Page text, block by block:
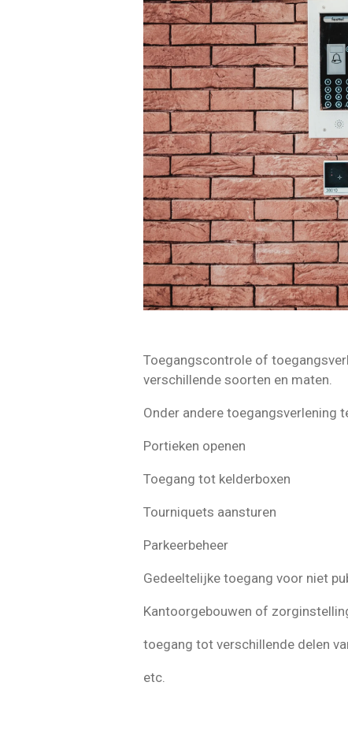
Toegangscontrole of
verschillende soorten en maten.
Onder andere toegangsverlening
Portieken openen
Toegang tot kelderboxen
Tourniquets aansturen
Parkeerbeheer
Gedeeltelijke toegang voor niet
Kantoorgebouwen of
toegang tot verschillende delen
etc.